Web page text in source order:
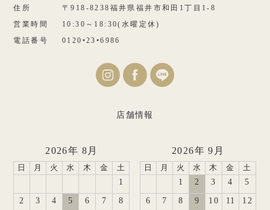
住所
〒918-8238福井県福井市和田1丁目1-8
営業時間
10:30～18:30(水曜定休)
電話番号
0120•23•6986
店舗情報
2026年 8月
日 月 火 水 木 金 土
1
2 3 4 5 6 7 8
2026年 9月
日 月 火 水 木 金 土
1 2 3 4 5
6 7 8 9 10 11 12